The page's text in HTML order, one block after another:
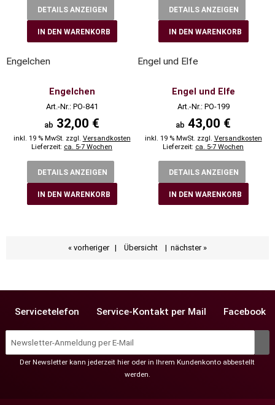
DETAILS ANZEIGEN
IN DEN WARENKORB
DETAILS ANZEIGEN
IN DEN WARENKORB
Engelchen
Engelchen
Art.-Nr.: PO-841
ab 32,00 €
inkl. 19 % MwSt. zzgl. Versandkosten
Lieferzeit: ca. 5-7 Wochen
DETAILS ANZEIGEN
IN DEN WARENKORB
Engel und Elfe
Engel und Elfe
Art.-Nr.: PO-199
ab 43,00 €
inkl. 19 % MwSt. zzgl. Versandkosten
Lieferzeit: ca. 5-7 Wochen
DETAILS ANZEIGEN
IN DEN WARENKORB
« vorheriger| Übersicht | nächster »
Servicetelefon Service-Kontakt per Mail Facebook
Der Newsletter kann jederzeit hier oder in Ihrem Kundenkonto abbestellt
werden.